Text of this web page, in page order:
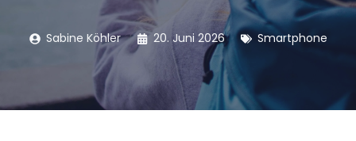
Sabine Köhler 20. Juni 2026 Smartphone